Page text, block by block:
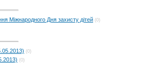
Міжнародного Дня захисту дітей (0)
(0)
(0)